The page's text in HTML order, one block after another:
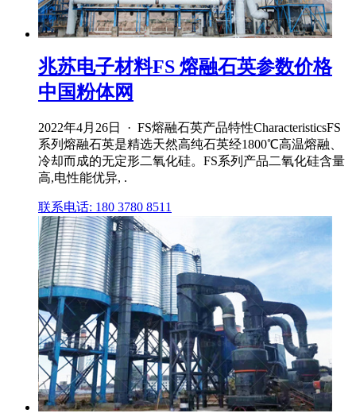
兆苏电子材料FS 熔融石英参数价格
中国粉体网
2022年4月26日 · FS熔融石英产品特性CharacteristicsFS
系列熔融石英是精选天然高纯石英经1800℃高温熔融、
冷却而成的无定形二氧化硅。FS系列产品二氧化硅含量
高,电性能优异, .
联系电话: 180 3780 8511